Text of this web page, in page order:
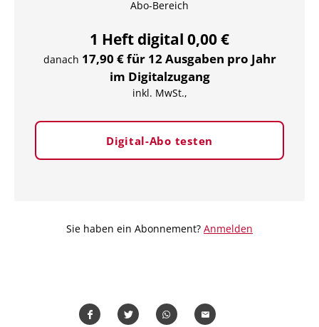
Abo-Bereich
1 Heft digital 0,00 €
danach 17,90 € für 12 Ausgaben pro Jahr
im Digitalzugang
inkl. MwSt.,
Digital-Abo testen
Sie haben ein Abonnement? Anmelden